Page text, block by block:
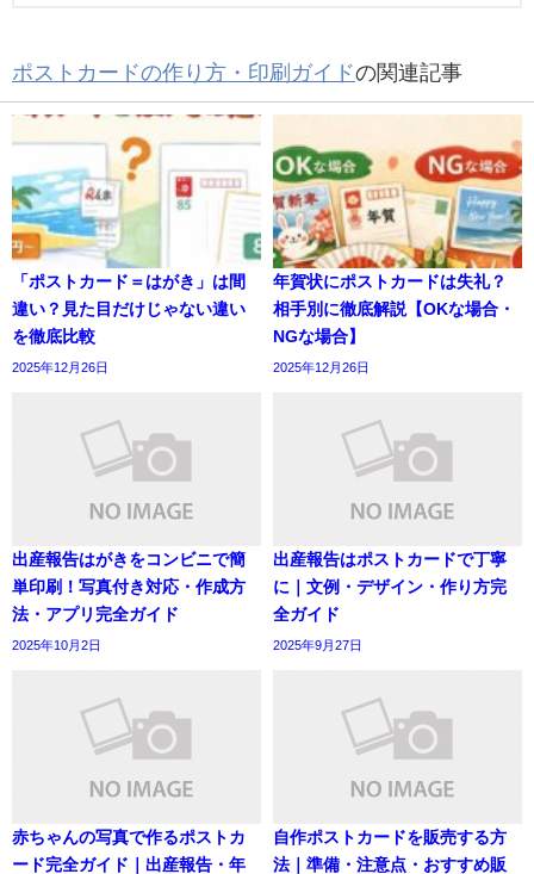
ポストカードの作り方・印刷ガイドの関連記事
「ポストカード＝はがき」は間
違い？見た目だけじゃない違い
を徹底比較
2025年12月26日
年賀状にポストカードは失礼？
相手別に徹底解説【OKな場合・
NGな場合】
2025年12月26日
出産報告はがきをコンビニで簡
単印刷！写真付き対応・作成方
法・アプリ完全ガイド
2025年10月2日
出産報告はポストカードで丁寧
に｜文例・デザイン・作り方完
全ガイド
2025年9月27日
赤ちゃんの写真で作るポストカ
ード完全ガイド｜出産報告・年
自作ポストカードを販売する方
法｜準備・注意点・おすすめ販